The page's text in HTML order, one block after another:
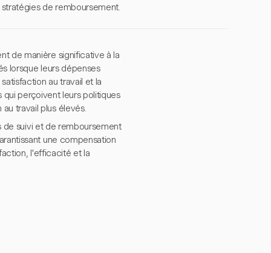
de remboursement.
de manière significative à la
lorsque leurs dépenses
au travail et la
perçoivent leurs politiques
travail plus élevés.
de suivi et de remboursement
une compensation
l'efficacité et la